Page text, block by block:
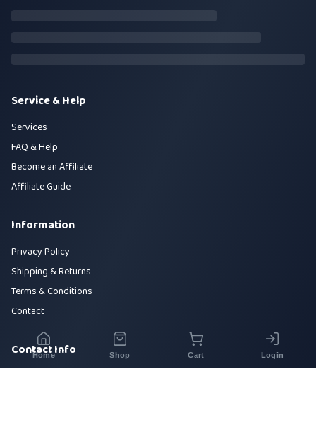
Service & Help
Services
FAQ & Help
Become an Affiliate
Affiliate Guide
Information
Privacy Policy
Shipping & Returns
Terms & Conditions
Contact
Contact Info
Home Shop Cart Login